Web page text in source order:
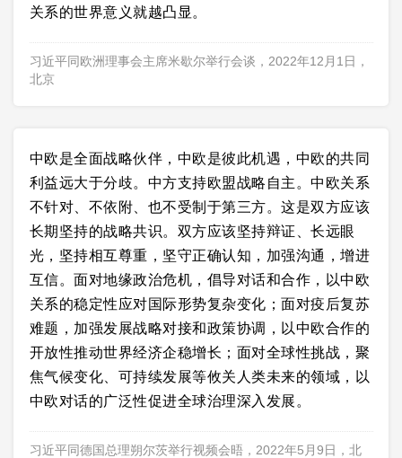
关系的世界意义就越凸显。
习近平同欧洲理事会主席米歇尔举行会谈，2022年12月1日，
北京
中欧是全面战略伙伴，中欧是彼此机遇，中欧的共同
利益远大于分歧。中方支持欧盟战略自主。中欧关系
不针对、不依附、也不受制于第三方。这是双方应该
长期坚持的战略共识。双方应该坚持辩证、长远眼
光，坚持相互尊重，坚守正确认知，加强沟通，增进
互信。面对地缘政治危机，倡导对话和合作，以中欧
关系的稳定性应对国际形势复杂变化；面对疫后复苏
难题，加强发展战略对接和政策协调，以中欧合作的
开放性推动世界经济企稳增长；面对全球性挑战，聚
焦气候变化、可持续发展等攸关人类未来的领域，以
中欧对话的广泛性促进全球治理深入发展。
习近平同德国总理朔尔茨举行视频会晤，2022年5月9日，北